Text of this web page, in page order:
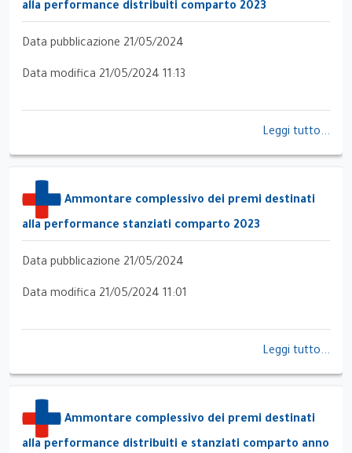
alla performance distribuiti comparto 2023
Data pubblicazione 21/05/2024
Data modifica 21/05/2024 11:13
Leggi tutto...
Ammontare complessivo dei premi destinati
alla performance stanziati comparto 2023
Data pubblicazione 21/05/2024
Data modifica 21/05/2024 11:01
Leggi tutto...
Ammontare complessivo dei premi destinati
alla performance distribuiti e stanziati comparto anno